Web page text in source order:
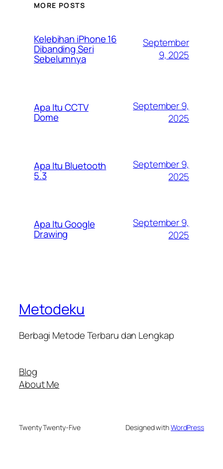
MORE POSTS
Kelebihan iPhone 16
Dibanding Seri
Sebelumnya
September
9, 2025
Apa Itu CCTV
Dome
September 9,
2025
Apa Itu Bluetooth
5.3
September 9,
2025
Apa Itu Google
Drawing
September 9,
2025
Metodeku
Berbagi Metode Terbaru dan Lengkap
Blog
About Me
Twenty Twenty-Five Designed withWordPress